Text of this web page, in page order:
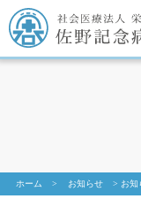
ホーム > お知らせ > お知